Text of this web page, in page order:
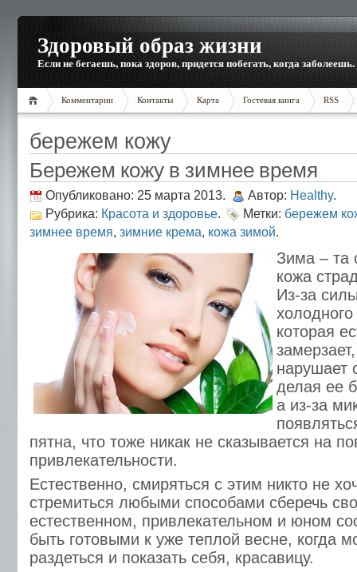
Здоровый образ жизни
Если не бегаешь, пока здоров, придется побегать, когда заболеешь.
Комментарии Контакты Карта Гостевая книга RSS
бережем кожу
Бережем кожу в зимнее время
Опубликовано: 25 марта 2013. Автор: Healthy.
Рубрика: Красота и здоровье. Метки: бережем
зимнее время, зимние крема, кожа зимой.
Зима – та
кожа
Из-за
которая
нарушает
делая ее
а из-за
пятна, что тоже никак не сказывается на
привлекательности.
Естественно, смиряться с этим никто не
стремиться любыми способами сберечь
естественном, привлекательном и юном
быть готовыми к уже теплой весне, когда
раздеться и показать себя, красавицу.